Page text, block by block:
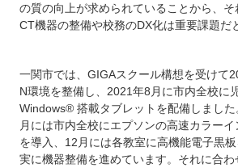
の質の向上が求められていることから、
CT機器の整備や校務のDX化は重要課題だ
一関市では、GIGAスクール構想を受けて
N環境を整備し、2021年8月に市内全校に
Windows® 搭載タブレットを配備しまし
月には市内全校にエプソンの高速カラー
を導入、12月には各教室に高機能電子黒
実に機器整備を進めています。それに合